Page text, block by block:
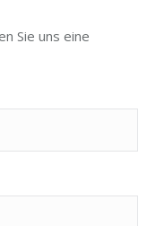
Sie uns eine